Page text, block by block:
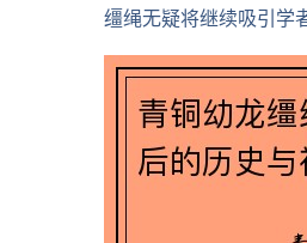
缰绳无疑将继续吸引学